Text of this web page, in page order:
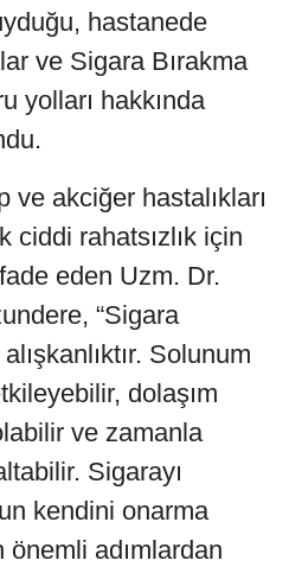
hastanede
ve Sigara Bırakma
yolları hakkında
ve akciğer hastalıkları
ciddi rahatsızlık için
eden Uzm. Dr.
“Sigara
Solunum
dolaşım
ve zamanla
Sigarayı
kendini onarma
adımlardan